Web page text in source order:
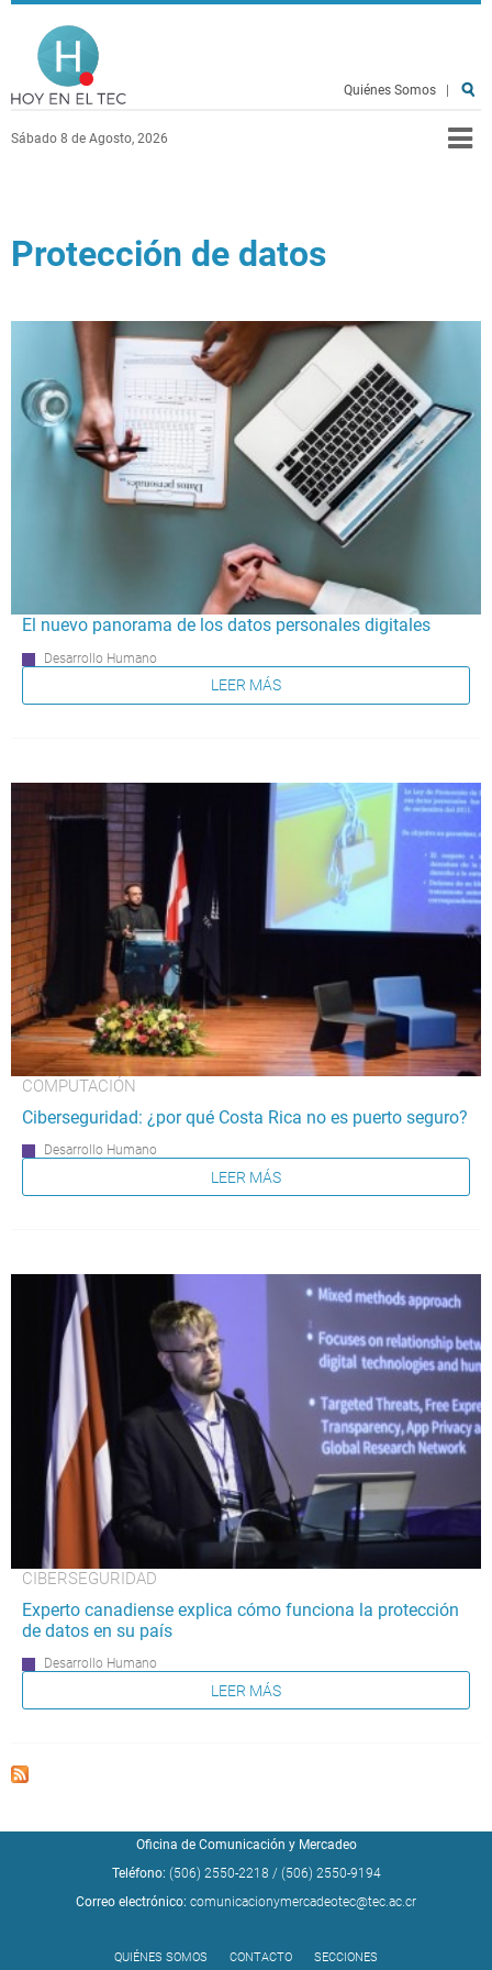
Pasar al contenido principal
Sábado 8 de Agosto, 2026
Quiénes Somos
Protección de datos
El nuevo panorama de los datos personales digitales
Desarrollo Humano
LEER MÁS
COMPUTACIÓN
Ciberseguridad: ¿por qué Costa Rica no es puerto seguro?
Desarrollo Humano
LEER MÁS
CIBERSEGURIDAD
Experto canadiense explica cómo funciona la protección
de datos en su país
Desarrollo Humano
LEER MÁS
Oficina de Comunicación y Mercadeo
Teléfono: (506) 2550-2218 / (506) 2550-9194
Correo electrónico: comunicacionymercadeotec@tec.ac.cr
QUIÉNES SOMOS CONTACTO SECCIONES